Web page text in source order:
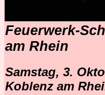
Feuerwerk-
am Rhein
Samstag, 3.
Koblenz am